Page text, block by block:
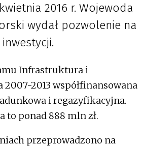
2016 r. Wojewoda
wydał pozwolenie na
Infrastruktura i
2007-2013 współfinansowana
i regazyfikacyjna.
to ponad 888 mln zł.
przeprowadzono na